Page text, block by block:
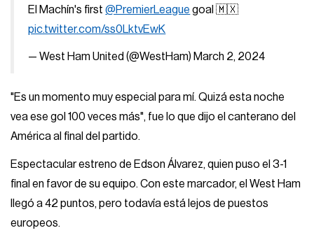
El Machín's first@PremierLeague goal 🇲🇽
pic.twitter.com/ss0LktvEwK
— West Ham United (@WestHam) March 2, 2024
"Es un momento muy especial para mí. Quizá esta noche
vea ese gol 100 veces más", fue lo que dijo el canterano del
América al final del partido.
Espectacular estreno de Edson Álvarez, quien puso el 3-1
final en favor de su equipo. Con este marcador, el West Ham
llegó a 42 puntos, pero todavía está lejos de puestos
europeos.